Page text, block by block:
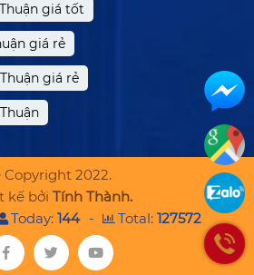
giá tốt
giá rẻ
giá rẻ
Copyright 2022.
kế bởi Tính Thành.
Today: 144 Total: 127572